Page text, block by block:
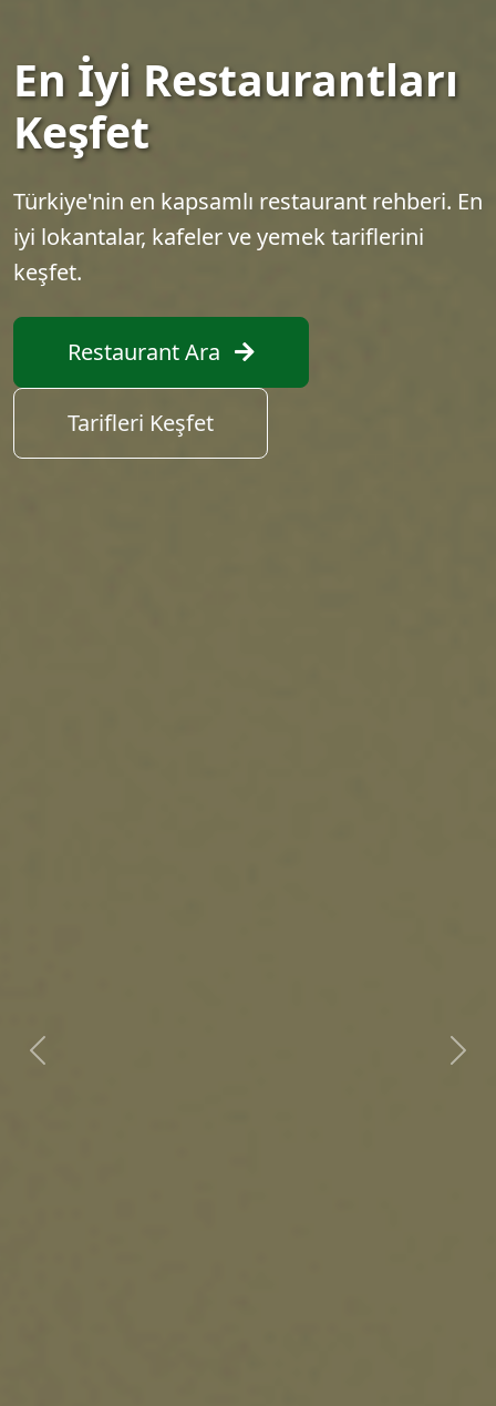
En İyi Restaurantları
Keşfet
Türkiye'nin en kapsamlı restaurant rehberi. En
iyi lokantalar, kafeler ve yemek tariflerini
keşfet.
Restaurant Ara
Tarifleri Keşfet